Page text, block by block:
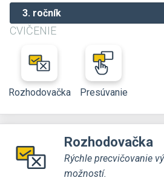
CVIČENIE
Rozhodovačka Presúvanie
Rozhodovačka
Rýchle precvičovanie
možností.